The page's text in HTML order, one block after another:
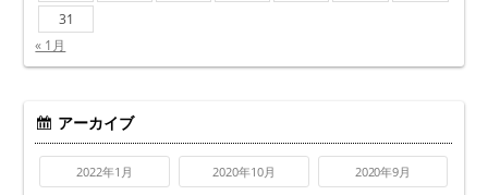
31
« 1月
アーカイブ
2022年1月 2020年10月 2020年9月